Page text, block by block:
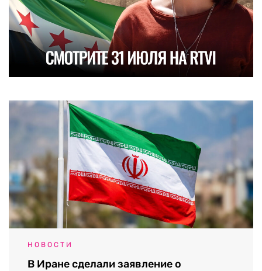
НОВОСТИ
В Иране сделали заявление о